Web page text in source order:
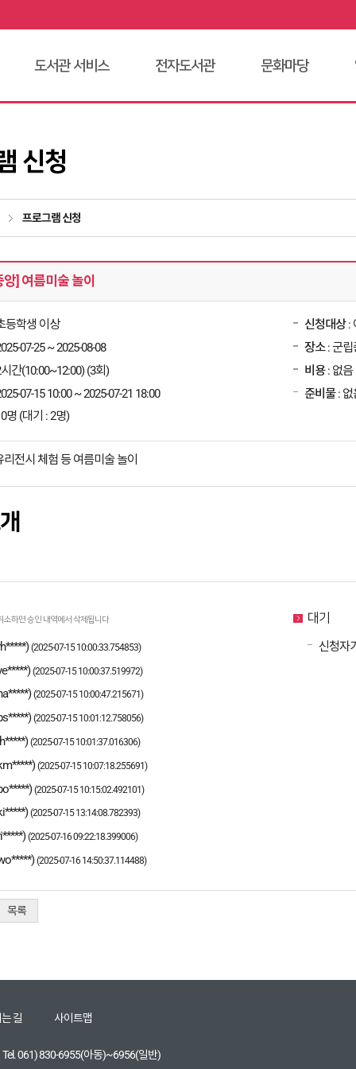
도서관 서비스 전자도서관 문화마당
신청
프로그램 신청
] 여름미술 놀이
등학생 이상
07-25 ~ 2025-08-08
간(10:00~12:00) (3회)
07-15 10:00 ~ 2025-07-21 18:00
명 (대기 : 2명)
신청대상:
장소: 군립
비용: 없음
준비물: 없
전시 체험 등 여름미술 놀이
소하면 승인 내역에서 삭제됩니다
(2025-07-15 10:00:33.754853)
(2025-07-15 10:00:37.519972)
(2025-07-15 10:00:47.215671)
(2025-07-15 10:01:12.758056)
(2025-07-15 10:01:37.016306)
(2025-07-15 10:07:18.255691)
(2025-07-15 10:15:02.492101)
(2025-07-15 13:14:08.782393)
(2025-07-16 09:22:18.399006)
(2025-07-16 14:50:37.114488)
대기
신청자
목록
길 사이트맵
Tel. 061) 830-6955(아동)~6956(일반)